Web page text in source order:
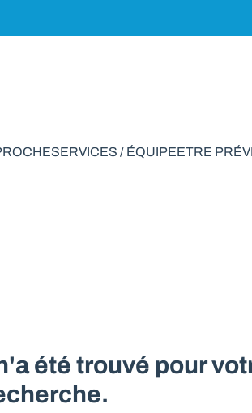
SERVICES / ÉQUIPEETRE
été trouvé pour